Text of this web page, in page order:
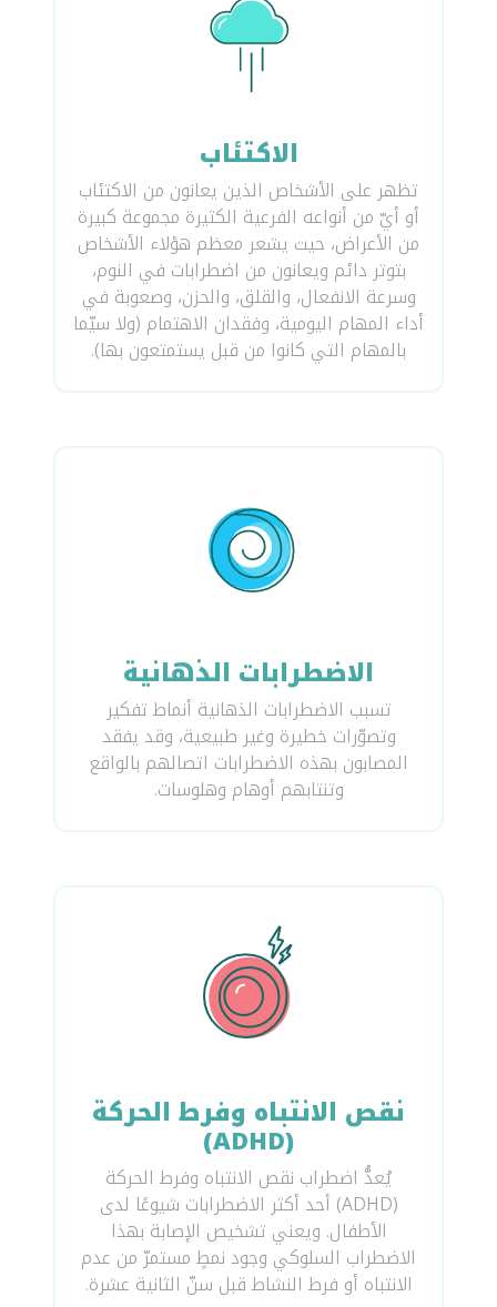
الاكتئاب
تظهر على الأشخاص الذين يعانون من الاكتئاب
أو أيّ من أنواعه الفرعية الكثيرة مجموعة كبيرة
من الأعراض، حيث يشعر معظم هؤلاء الأشخاص
بتوتر دائم ويعانون من اضطرابات في النوم،
وسرعة الانفعال، والقلق، والحزن، وصعوبة في
أداء المهام اليومية، وفقدان الاهتمام (ولا سيّما
بالمهام التي كانوا من قبل يستمتعون بها).
الاضطرابات الذهانية
تسبب الاضطرابات الذهانية أنماط تفكير
وتصوّرات خطيرة وغير طبيعية، وقد يفقد
المصابون بهذه الاضطرابات اتصالهم بالواقع
وتنتابهم أوهام وهلوسات.
نقص الانتباه وفرط الحركة
(ADHD)
يُعدُّ اضطراب نقص الانتباه وفرط الحركة
(ADHD) أحد أكثر الاضطرابات شيوعًا لدى
الأطفال. ويعني تشخيص الإصابة بهذا
الاضطراب السلوكي وجود نمطٍ مستمرّ من عدم
الانتباه أو فرط النشاط قبل سنّ الثانية عشرة.